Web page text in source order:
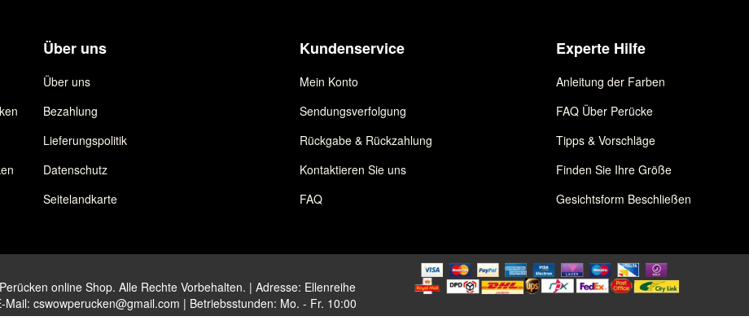
Über uns
Über uns
Bezahlung
Lieferungspolitik
Datenschutz
Seitelandkarte
Kundenservice
Mein Konto
Sendungsverfolgung
Rückgabe & Rückzahlung
Kontaktieren Sie uns
FAQ
Experte Hilfe
Anleitung der Farben
FAQ Über Perücke
Tipps & Vorschläge
Finden Sie Ihre Größe
Gesichtsform Beschließen
online Shop. Alle Rechte Vorbehalten. | Adresse: Ellenreihe
Mail: cswowperucken@gmail.com | Betriebsstunden: Mo. - Fr. 10:00